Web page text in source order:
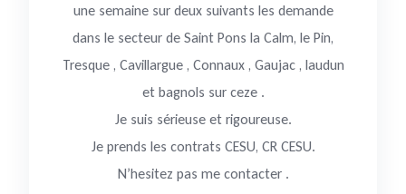
une semaine sur deux suivants les demande
dans le secteur de Saint Pons la Calm, le Pin,
Tresque , Cavillargue , Connaux , Gaujac , laudun
et bagnols sur ceze .
Je suis sérieuse et rigoureuse.
Je prends les contrats CESU, CR CESU.
N’hesitez pas me contacter .